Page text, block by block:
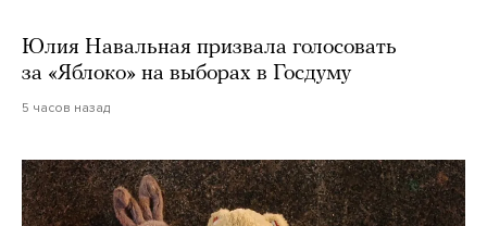
Юлия Навальная призвала голосовать
за «Яблоко» на выборах в Госдуму
5 часов назад